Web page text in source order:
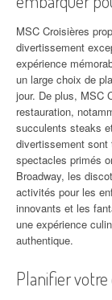
MSC Croisières
divertissement
expérience
un large choix de
jour. De plus, MSC
restauration,
succulents steaks
divertissement
spectacles primés
Broadway, les
activités pour les
innovants et les
une expérience
authentique.
Planifier votre